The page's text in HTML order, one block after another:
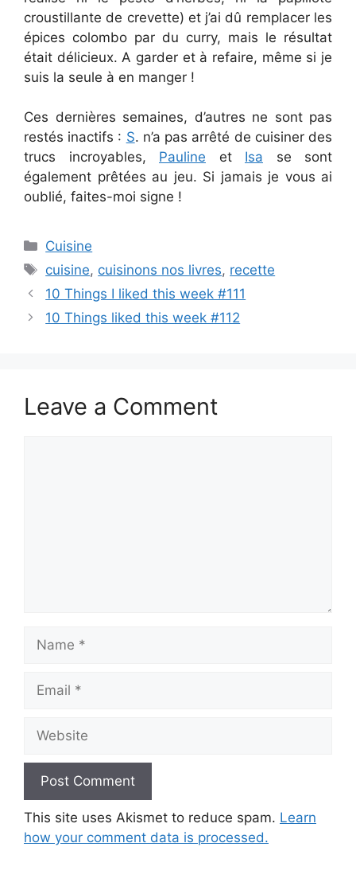
croustillante de crevette) et j’ai dû remplacer les
épices colombo par du curry, mais le résultat
était délicieux. A garder et à refaire, même si je
suis la seule à en manger !
Ces dernières semaines, d’autres ne sont pas
restés inactifs : S. n’a pas arrêté de cuisiner des
trucs incroyables, Pauline et Isa se sont
également prêtées au jeu. Si jamais je vous ai
oublié, faites-moi signe !
Categories
Cuisine
Tags
cuisine, cuisinons nos livres, recette
10 Things I liked this week #111
10 Things liked this week #112
Leave a Comment
Name
Email
Website
This site uses Akismet to reduce spam. Learn
how your comment data is processed.